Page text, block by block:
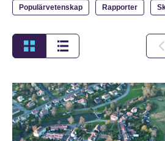
Populärvetenskap Rapporter